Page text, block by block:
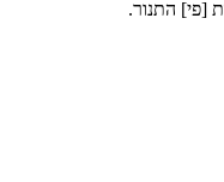
[פי] התנור.